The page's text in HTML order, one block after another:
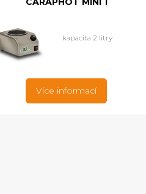
kapacita 2 litry
Více informací